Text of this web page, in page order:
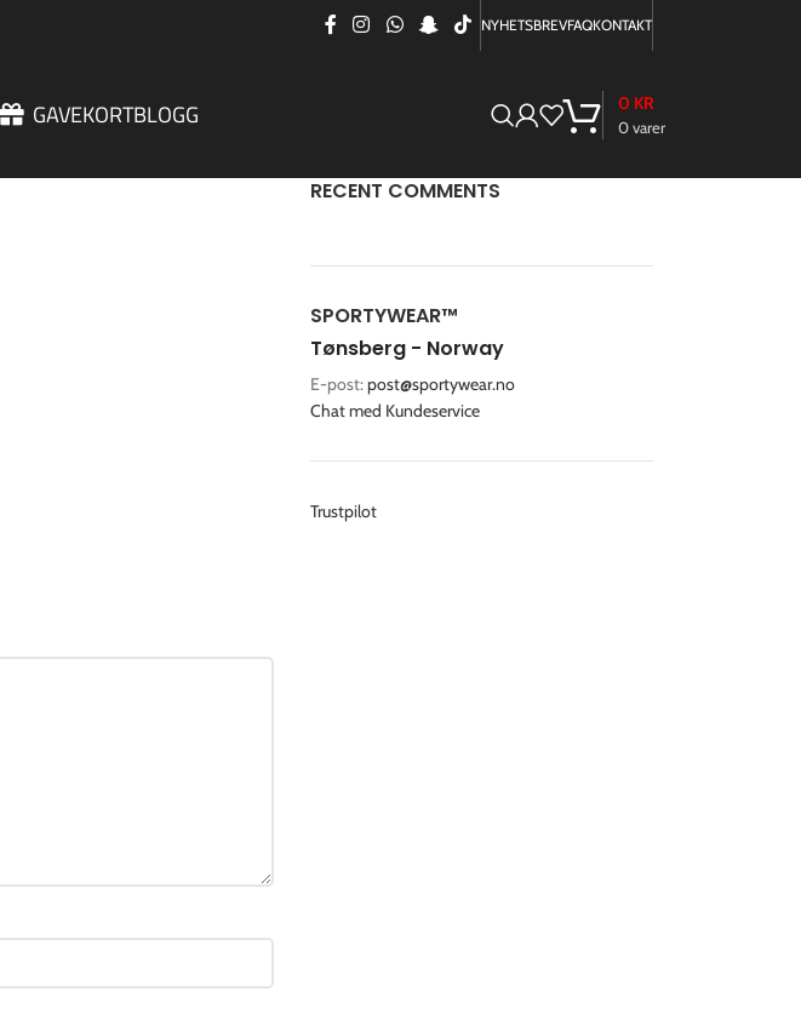
NYHETSBREVFAQKONTAKT
GAVEKORTBLOGG 0varer
0 KR
RECENT COMMENTS
SPORTYWEAR™
Tønsberg - Norway
E-post:post@sportywear.no
Chat med Kundeservice
Trustpilot